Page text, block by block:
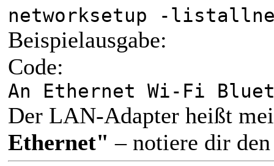
networksetup -
Beispielausgabe:
Code:
An Ethernet Wi-Fi
Der LAN-Adapter heißt
Ethernet" – notiere dir